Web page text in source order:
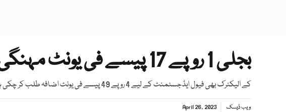
بجلی 1 روپے 17 پیسے فی یونٹ مہنگی ہونے کا امکان
کے الیکٹرک بھی فیول ایڈجسٹمنٹ کے لیے 4 روپے 49 پیسے فی یونٹ اضافہ طلب کر چکی ہے، درخواستوں پر سماعت 3 مئی کو ہوگی
ویب ڈیسک April 26, 2023